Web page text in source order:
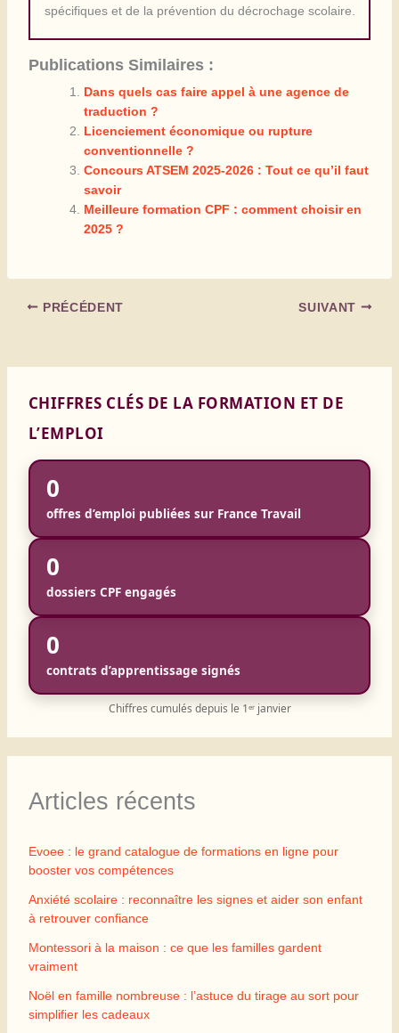
spécifiques et de la prévention du décrochage scolaire.
Publications Similaires :
Dans quels cas faire appel à une agence de
traduction ?
Licenciement économique ou rupture
conventionnelle ?
Concours ATSEM 2025-2026 : Tout ce qu’il faut
savoir
Meilleure formation CPF : comment choisir en
2025 ?
PRÉCÉDENT SUIVANT
CHIFFRES CLÉS DE LA FORMATION ET DE
L’EMPLOI
0
offres d’emploi publiées sur France Travail
0
dossiers CPF engagés
0
contrats d’apprentissage signés
Chiffres cumulés depuis le 1ᵉʳ janvier
Articles récents
Evoee : le grand catalogue de formations en ligne pour
booster vos compétences
Anxiété scolaire : reconnaître les signes et aider son enfant
à retrouver confiance
Montessori à la maison : ce que les familles gardent
vraiment
Noël en famille nombreuse : l’astuce du tirage au sort pour
simplifier les cadeaux